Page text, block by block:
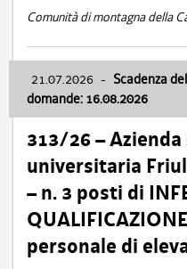
Comunità di montagna della
21.07.2026 - Scadenza
domande: 16.08.2026
313/26 –
universitaria
– n. 3 posti di
personale di